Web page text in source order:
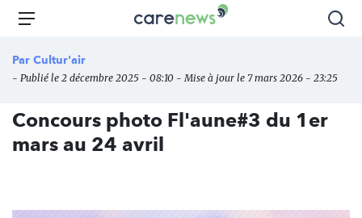
Aller
principal
Carenews,
des
l'engagement
Menu
Par Cultur'air
- Publié le 2 décembre 2025 - 08:10 - Mise à jour le 7 mars 2026 - 23:25
Concours photo Fl'aune#3 du 1er
mars au 24 avril